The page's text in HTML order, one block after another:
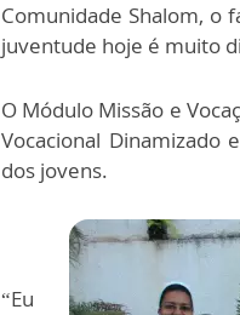
Comunidade Shalom, o
juventude hoje é muito
O Módulo Missão e
Vocacional Dinamizado
dos jovens.
“Eu